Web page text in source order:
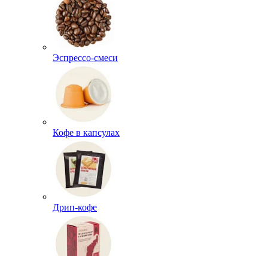
Эспрессо-смеси
Кофе в капсулах
Дрип-кофе